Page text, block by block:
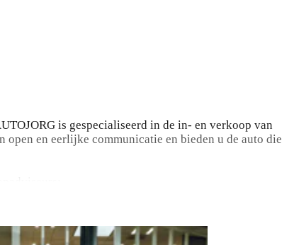
is gespecialiseerd in de in- en verkoop van
en eerlijke communicatie en bieden u de auto die